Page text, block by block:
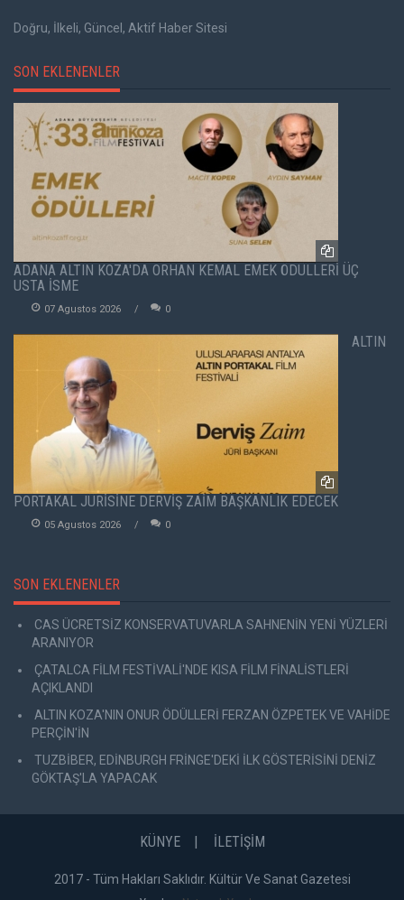
Doğru, İlkeli, Güncel, Aktif Haber Sitesi
SON EKLENENLER
ADANA ALTIN KOZA'DA ORHAN KEMAL EMEK ÖDÜLLERİ ÜÇ
USTA İSME
07 Agustos 2026 0
ALTIN
PORTAKAL JÜRİSİNE DERVİŞ ZAİM BAŞKANLIK EDECEK
05 Agustos 2026 0
SON EKLENENLER
CAS ÜCRETSİZ KONSERVATUVARLA SAHNENİN YENİ YÜZLERİ
ARANIYOR
ÇATALCA FİLM FESTİVALİ'NDE KISA FİLM FİNALİSTLERİ
AÇIKLANDI
ALTIN KOZA'NIN ONUR ÖDÜLLERİ FERZAN ÖZPETEK VE VAHİDE
PERÇİN'İN
TUZBİBER, EDİNBURGH FRİNGE'DEKİ İLK GÖSTERİSİNİ DENİZ
GÖKTAŞ'LA YAPACAK
KÜNYE İLETİŞİM
2017 - Tüm Hakları Saklıdır. Kültür Ve Sanat Gazetesi